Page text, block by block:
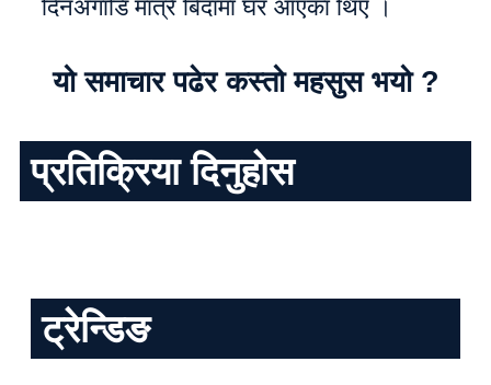
दिनअगाडि मात्रै बिदामा घर आएका थिए ।
यो समाचार पढेर कस्तो महसुस भयो ?
प्रतिक्रिया दिनुहोस
ट्रेन्डिङ